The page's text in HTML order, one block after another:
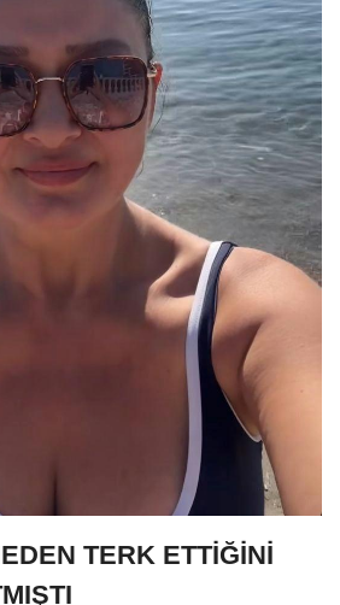
TERK ETTİĞİNİ